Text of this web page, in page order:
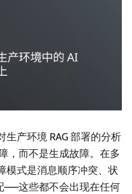
产环境 RAG 部署的分析
，而不是生成故障。在多
模式是消息顺序冲突、状
——这些都不会出现在任何